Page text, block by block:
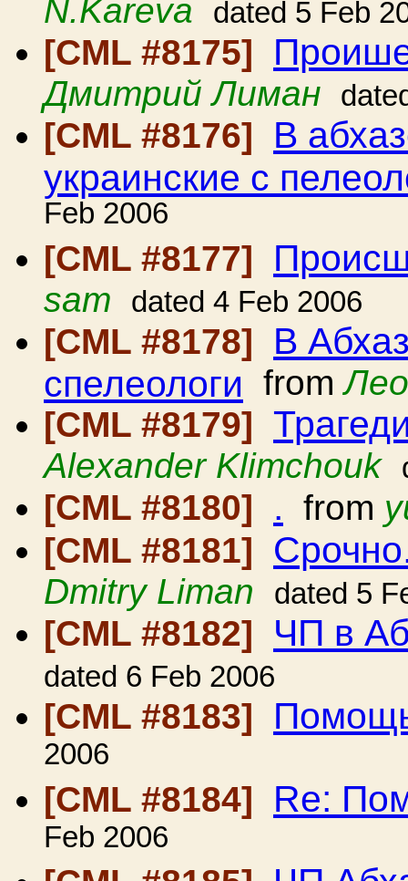
N.Kareva dated 5 Feb
[CML #8175]
Дмитрий Лиман
[CML #8176] В
украинские с
Feb 2006
[CML #8177]
sam dated 4 Feb 2006
[CML #8178] В
спелеологи from
[CML #8179]
Alexander Klimchouk
[CML #8180] . from
[CML #8181]
Dmitry Liman dated 5
[CML #8182] ЧП в
dated 6 Feb 2006
[CML #8183]
2006
[CML #8184]
Re:
Feb 2006